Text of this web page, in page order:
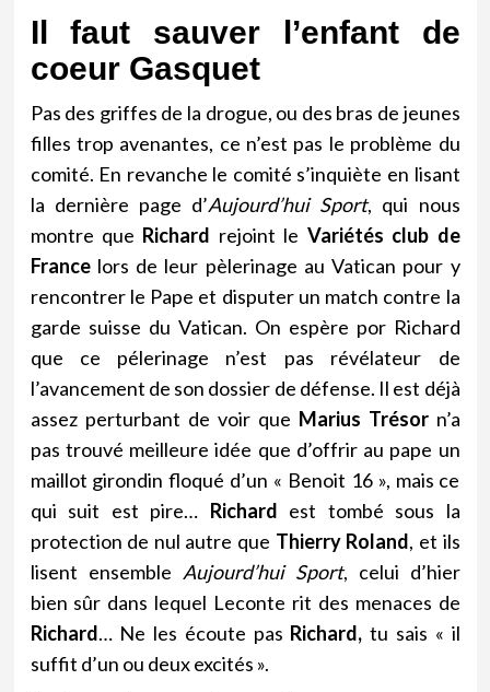
Il faut sauver l’enfant de
coeur Gasquet
Pas des griffes de la drogue, ou des bras de jeunes
filles trop avenantes, ce n’est pas le problème du
comité. En revanche le comité s’inquiète en lisant
la dernière page d’Aujourd’hui Sport, qui nous
montre que Richard rejoint le Variétés club de
France lors de leur pèlerinage au Vatican pour y
rencontrer le Pape et disputer un match contre la
garde suisse du Vatican. On espère por Richard
que ce pélerinage n’est pas révélateur de
l’avancement de son dossier de défense. Il est déjà
assez perturbant de voir que Marius Trésor n’a
pas trouvé meilleure idée que d’offrir au pape un
maillot girondin floqué d’un « Benoit 16 », mais ce
qui suit est pire… Richard est tombé sous la
protection de nul autre que Thierry Roland, et ils
lisent ensemble Aujourd’hui Sport, celui d’hier
bien sûr dans lequel Leconte rit des menaces de
Richard… Ne les écoute pas Richard, tu sais « il
suffit d’un ou deux excités ».